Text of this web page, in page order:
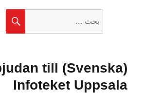
Inbjudan till
Infoteket Uppsala